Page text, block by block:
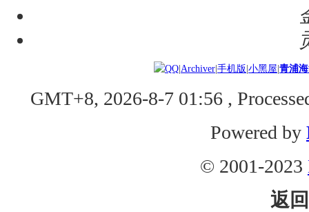
Archiver 手机版 小黑屋 青浦
GMT+8, 2026-8-7 01:56 ,
Powered by
© 2001-2023
返